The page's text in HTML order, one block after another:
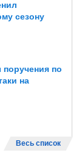
сезону
по
на
Весь список